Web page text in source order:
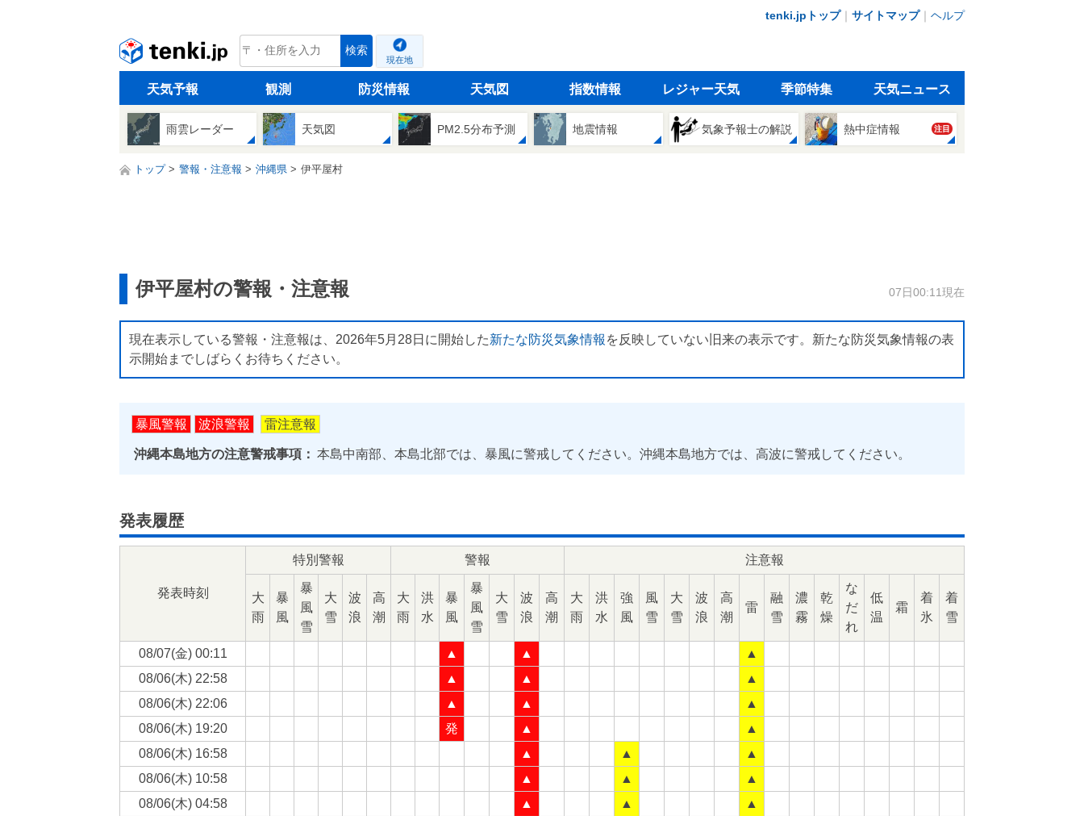
tenki.jpトップ｜ サイトマップ｜ ヘルプ
tenki.jp 検索
現在地
天気予報 観測 防災情報 天気図 指数情報 レジャー天気 季節特集 天気ニュース
雨雲レーダー 天気図 PM2.5分布予測 地震情報 気象予報士の解説 熱中症情報 注目
トップ 警報・注意報 沖縄県 伊平屋村
伊平屋村の警報・注意報 07日00:11現在
現在表示している警報・注意報は、2026年5月28日に開始した新たな防災気象情報 を反映していない旧来の表示です。新たな防災気象情報の表
示開始までしばらくお待ちください。
暴風警報 波浪警報 雷注意報
沖縄本島地方の注意警戒事項： 本島中南部、本島北部では、暴風に警戒してください。沖縄本島地方では、高波に警戒してください。
発表履歴
発表時刻
特別警報 警報 注意報
大
雨
暴
風
暴
風
雪
大
雪
波
浪
高
潮
大
雨
洪
水
暴
風
暴
風
雪
大
雪
波
浪
高
潮
大
雨
洪
水
強
風
風
雪
大
雪
波
浪
高
潮
雷
融
雪
濃
霧
乾
燥
な
だ
れ
低
温
霜
着
氷
着
雪
08/07(金) 00:11 ▲ ▲
▲
08/06(木) 22:58 ▲ ▲
▲
08/06(木) 22:06 ▲ ▲
▲
08/06(木) 19:20 発 ▲
▲
08/06(木) 16:58 ▲ ▲
▲
08/06(木) 10:58 ▲ ▲
▲
08/06(木) 04:58 ▲ ▲
▲